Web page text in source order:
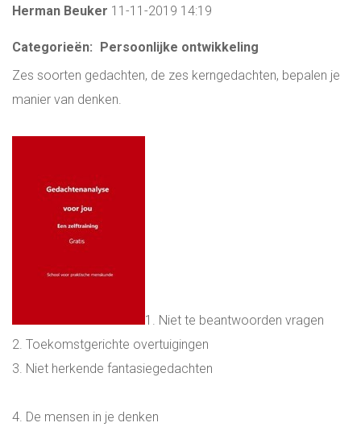
EXECUTIVE SEARCH HVAC & UTILITY
WERKEN OP SINT MAARTEN WERKEN OP
DE ANTILLEN
ONLINE ASSESSMENT
MANAGER & TEAM XLERATOR
VACATURES
PARTNERS
Herman Beuker 11-11-2019 14:19
Categorieën: Persoonlijke ontwikkeling
Zes soorten gedachten, de zes kerngedachten, bepalen je
manier van denken.
1. Niet te beantwoorden vragen
2. Toekomstgerichte overtuigingen
3. Niet herkende fantasiegedachten
4. De mensen in je denken